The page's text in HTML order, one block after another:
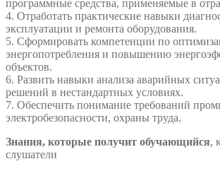
программные средства, применяемые в
4. Отработать практические навыки
эксплуатации и ремонта оборудования.
5. Сформировать компетенции по
энергопотребления и повышению
объектов.
6. Развить навыки анализа аварийных
решений в нестандартных условиях.
7. Обеспечить понимание требований
электробезопасности, охраны труда.
Знания, которые получит обучающийся,
слушатели